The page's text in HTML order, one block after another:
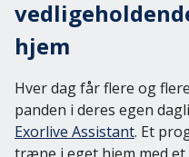
Fitness og sport
Uddannelse
Yderligere produkter
Nyheder
Kundehistorier
Tema: Digital
Fagartikler og
Integrationer
Effektberegneren
Brugerhjælp
Ofte stillede
Hjælpecenter
Kontakt os
Pris
hjem
Hver dag får flere og
panden i deres egen
Exorlive Assistant. Et